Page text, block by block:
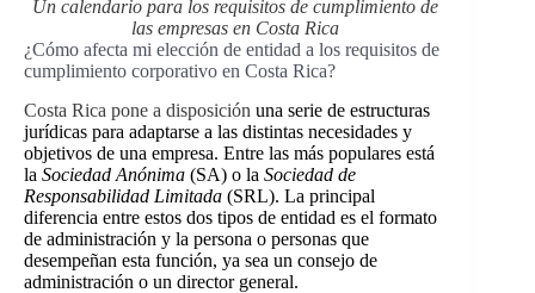
Un calendario para los requisitos de cumplimiento de
las empresas en Costa Rica
¿Cómo afecta mi elección de entidad a los requisitos de
cumplimiento corporativo en Costa Rica?
Costa Rica pone a disposición una serie de estructuras
jurídicas para adaptarse a las distintas necesidades y
objetivos de una empresa. Entre las más populares está
la Sociedad Anónima (SA) o la Sociedad de
Responsabilidad Limitada (SRL). La principal
diferencia entre estos dos tipos de entidad es el formato
de administración y la persona o personas que
desempeñan esta función, ya sea un consejo de
administración o un director general.